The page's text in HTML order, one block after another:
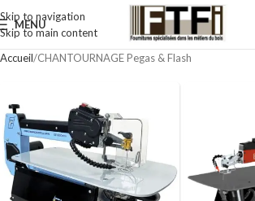
Skip to navigation
Skip to main content
MENU
Accueil CHANTOURNAGE Pegas & Flash